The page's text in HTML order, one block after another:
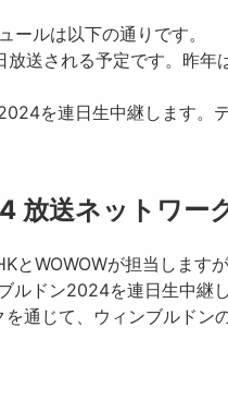
ルは以下の通りです。
送される予定です。昨年
を連日生中継します。
放送ネットワー
とWOWOWが担当します
ルドン2024を連日生中継
通じて、ウィンブルドン